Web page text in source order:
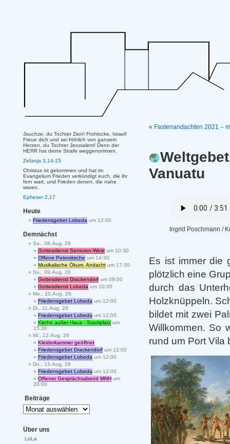
« Fastenandachten 2021 –
Vanuatu
Ingrid Poschmann /
Es ist immer die
plötzlich eine
durch das
Holzknüppeln.
bildet mit zwei
Willkommen. So
rund um Port Vila
Jauchze, du Tochter Zion! Frohlocke, Israel!
Freue dich und sei fröhlich von ganzem
Herzen, du Tochter Jerusalem! Denn der
HERR hat deine Strafe weggenommen.
Zefanja 3,14-15
Christus ist gekommen und hat im
Evangelium Frieden verkündigt euch, die ihr
fern wart, und Frieden denen, die nahe
waren.
Epheser 2,17
Heute
Friedensgebet Lobeda um 12:00
Demnächst
Sa., 08.Aug. 26
Gottesdienst Senioren-West um 10:30
Offene Peterskirche um 14:30
Musikalische Ökum. Andacht um 17:30
So., 09.Aug. 26
Gottesdienst Drackendorf um 09:00
Gottesdienst Lobeda um 10:00
Mo., 10.Aug. 26
Friedensgebet Lobeda um 12:00
Di., 11.Aug. 26
Friedensgebet Lobeda um 12:00
Kirche außer Haus - Stadtplatz um
15:30
Mi., 12.Aug. 26
Kleiderkammer geöffnet
Friedensgebet Drackendorf um 12:00
Friedensgebet Lobeda um 12:00
Do., 13.Aug. 26
Friedensgebet Lobeda um 12:00
Offener Gesprächsabend MNH um
20:00
Beiträge
Über uns
LoLa